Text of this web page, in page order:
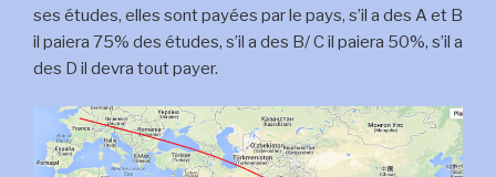
ses études, elles sont payées par le pays, s’il a des A et B
il paiera 75% des études, s’il a des B/ C il paiera 50%, s’il a
des D il devra tout payer.